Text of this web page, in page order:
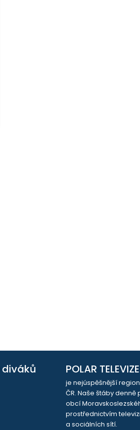
diváků POLAR TELEVIZE
je nejúspěšnější
ČR. Naše štáby
obcí
prostřednictvím
a sociálních sítí.